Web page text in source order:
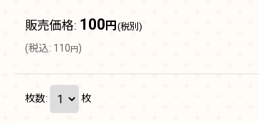
販売価格: 100 円 (税別)
(税込: 110 円)
枚数: 枚